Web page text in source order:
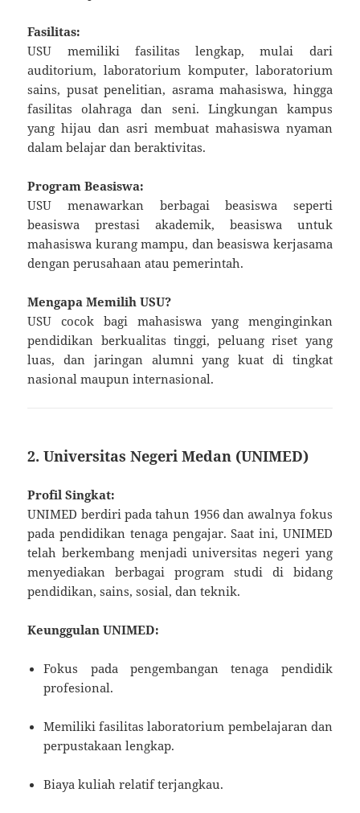
Fasilitas:
USU memiliki fasilitas lengkap, mulai dari
auditorium, laboratorium komputer, laboratorium
sains, pusat penelitian, asrama mahasiswa, hingga
fasilitas olahraga dan seni. Lingkungan kampus
yang hijau dan asri membuat mahasiswa nyaman
dalam belajar dan beraktivitas.
Program Beasiswa:
USU menawarkan berbagai beasiswa seperti
beasiswa prestasi akademik, beasiswa untuk
mahasiswa kurang mampu, dan beasiswa kerjasama
dengan perusahaan atau pemerintah.
Mengapa Memilih USU?
USU cocok bagi mahasiswa yang menginginkan
pendidikan berkualitas tinggi, peluang riset yang
luas, dan jaringan alumni yang kuat di tingkat
nasional maupun internasional.
2. Universitas Negeri Medan (UNIMED)
Profil Singkat:
UNIMED berdiri pada tahun 1956 dan awalnya fokus
pada pendidikan tenaga pengajar. Saat ini, UNIMED
telah berkembang menjadi universitas negeri yang
menyediakan berbagai program studi di bidang
pendidikan, sains, sosial, dan teknik.
Keunggulan UNIMED:
Fokus pada pengembangan tenaga pendidik
profesional.
Memiliki fasilitas laboratorium pembelajaran dan
perpustakaan lengkap.
Biaya kuliah relatif terjangkau.